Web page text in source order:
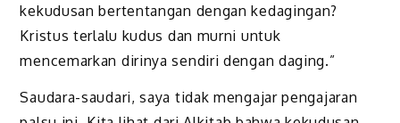
kekudusan bertentangan dengan kedagingan?
Kristus terlalu kudus dan murni untuk
mencemarkan dirinya sendiri dengan daging.”
Saudara-saudari, saya tidak mengajar pengajaran